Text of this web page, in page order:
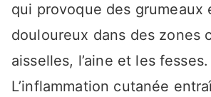
qui provoque des grumeaux
douloureux dans des zones
aisselles, l’aine et les fesses.
L’inflammation cutanée